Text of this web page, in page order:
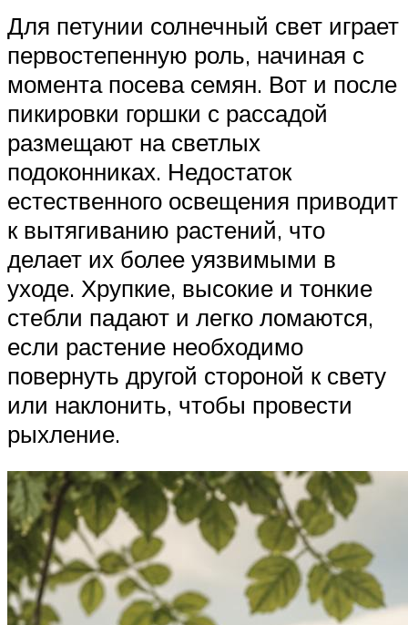
Для петунии солнечный свет играет
первостепенную роль, начиная с
момента посева семян. Вот и после
пикировки горшки с рассадой
размещают на светлых
подоконниках. Недостаток
естественного освещения приводит
к вытягиванию растений, что
делает их более уязвимыми в
уходе. Хрупкие, высокие и тонкие
стебли падают и легко ломаются,
если растение необходимо
повернуть другой стороной к свету
или наклонить, чтобы провести
рыхление.